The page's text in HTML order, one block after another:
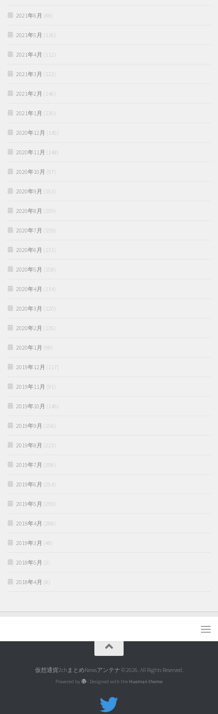
2021年6月 (88)
2021年5月 (116)
2021年4月 (112)
2021年3月 (122)
2021年2月 (146)
2021年1月 (130)
2020年12月 (145)
2020年11月 (148)
2020年10月 (97)
2020年9月 (153)
2020年8月 (159)
2020年7月 (159)
2020年6月 (131)
2020年5月 (158)
2020年4月 (134)
2020年3月 (120)
2020年2月 (135)
2020年1月 (98)
2019年12月 (117)
2019年11月 (91)
2019年10月 (146)
2019年9月 (158)
2019年8月 (223)
2019年7月 (206)
2019年6月 (254)
2019年5月 (299)
2019年4月 (288)
2019年3月 (48)
2018年5月 (2)
2018年4月 (8)
仮想通貨2chまとめNewsアンテナ © 2026. All Rights Reserved.
Powered by - Designed with the Hueman theme